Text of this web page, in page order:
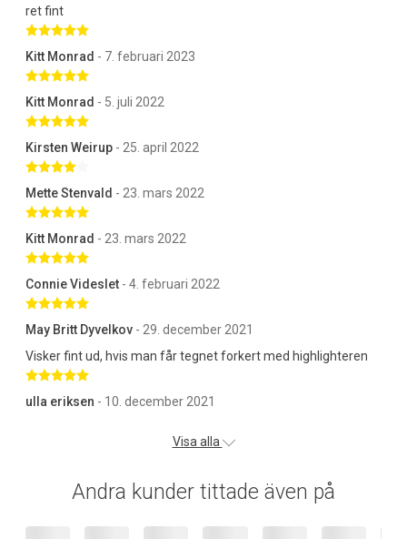
ret fint
Betygsatt 5 av 5 stjärnor
Kitt Monrad - 7. februari 2023
Betygsatt 5 av 5 stjärnor
Kitt Monrad - 5. juli 2022
Betygsatt 5 av 5 stjärnor
Kirsten Weirup - 25. april 2022
Mette Stenvald - 23. mars 2022
Betygsatt 5 av 5 stjärnor
Kitt Monrad - 23. mars 2022
Betygsatt 5 av 5 stjärnor
Connie Videslet - 4. februari 2022
Betygsatt 5 av 5 stjärnor
May Britt Dyvelkov - 29. december 2021
Visker fint ud, hvis man får tegnet forkert med highlighteren
Betygsatt 5 av 5 stjärnor
ulla eriksen - 10. december 2021
Visa alla
Andra kunder tittade även på